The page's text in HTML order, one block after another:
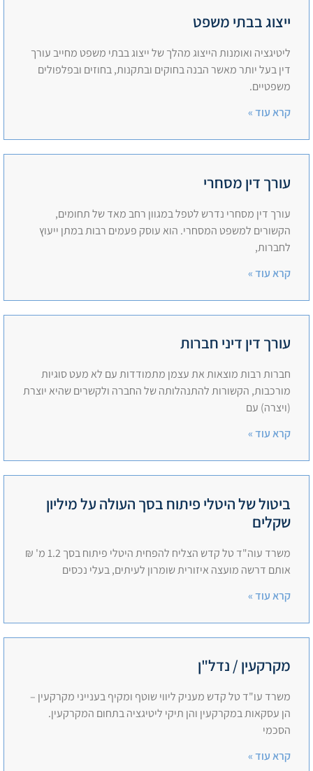
ייצוג בבתי משפט
ליטיגציה ואומנות הייצוג מהלך של ייצוג בבתי משפט מחייב עורך
דין בעל יותר מאשר הבנה בחוקים ובתקנות, בחוזים ובפלפולים
משפטיים.
קרא עוד »
עורך דין מסחרי
עורך דין מסחרי נדרש לטפל במגוון רחב מאד של תחומים,
הקשורים למשפט המסחרי. הוא עוסק פעמים רבות במתן ייעוץ
לחברות,
קרא עוד »
עורך דין דיני חברות
חברות רבות מוצאות את עצמן מתמודדות עם לא מעט סוגיות
מורכבות, הקשורות להתנהלותה של החברה ולקשרים שהיא יוצרת
(ויצרה) עם
קרא עוד »
ביטול של היטלי פיתוח בסך העולה על מיליון
שקלים
משרד עוה"ד טל קדש הצליח להפחית היטלי פיתוח בסך 1.2 מ' ₪
אותם דרשה מועצה איזורית שומרון לעיתים, בעלי נכסים
קרא עוד »
מקרקעין / נדל"ן
משרד עו"ד טל קדש מעניק ליווי שוטף ומקיף בענייני מקרקעין –
הן עסקאות במקרקעין והן תיקי ליטיגציה בתחום המקרקעין.
הסכמי
קרא עוד »